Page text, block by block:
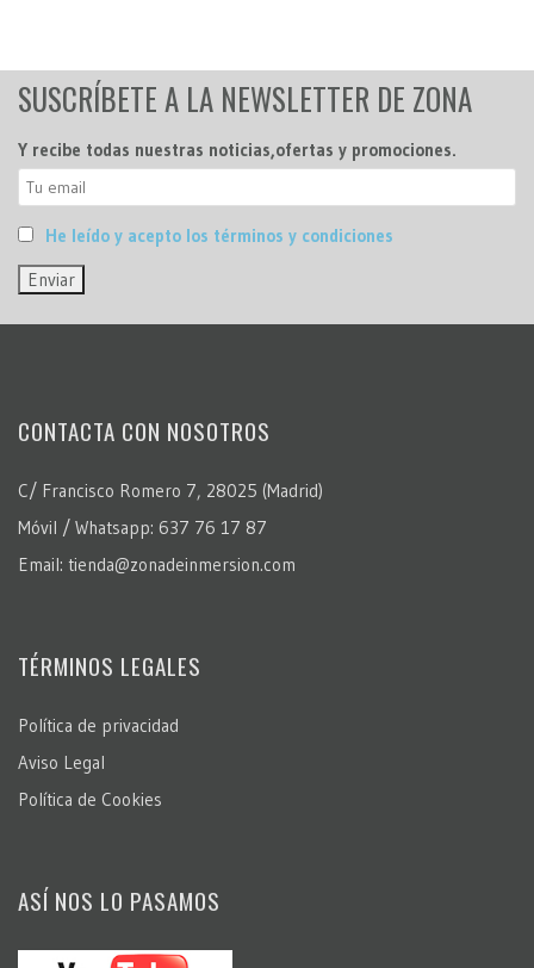
SUSCRÍBETE A LA NEWSLETTER DE ZONA
Y recibe todas nuestras noticias,ofertas y promociones.
He leído y acepto los términos y condiciones
CONTACTA CON NOSOTROS
C/ Francisco Romero 7, 28025 (Madrid)
Móvil / Whatsapp: 637 76 17 87
Email: tienda@zonadeinmersion.com
TÉRMINOS LEGALES
Política de privacidad
Aviso Legal
Política de Cookies
ASÍ NOS LO PASAMOS